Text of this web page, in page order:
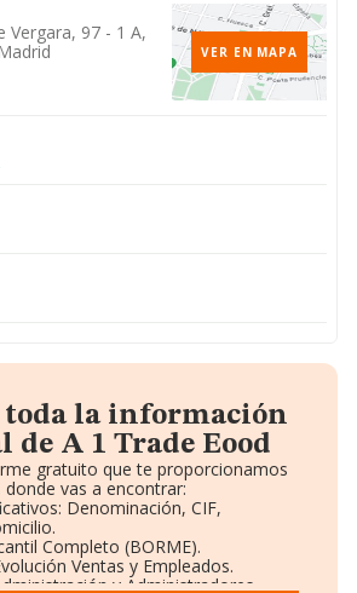
Vergara, 97 - 1 A,
VER EN MAPA
toda la información
de A 1 Trade Eood
gratuito que te proporcionamos
vas a encontrar:
Denominación, CIF,
Completo (BORME).
Ventas y Empleados.
y Administradores.